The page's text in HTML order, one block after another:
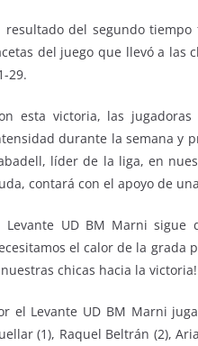
resultado del segundo
del juego que llevó a las
29.
esta victoria, las
durante la semana y
líder de la liga, en
contará con el apoyo de
Levante UD BM Marni sigue
el calor de la grada
chicas hacia la victoria!
el Levante UD BM Marni
(1), Raquel Beltrán (2),